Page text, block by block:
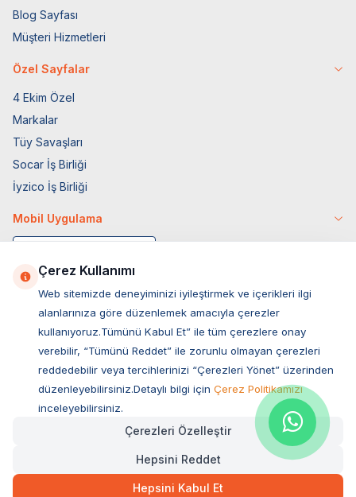
829,00TL Hızlı Teslimat
Blog Sayfası
Müşteri Hizmetleri
Özel Sayfalar
4 Ekim Özel
Markalar
Tüy Savaşları
Socar İş Birliği
İyzico İş Birliği
Mobil Uygulama
Müşteri Hizmetleri
Sıkça Sorulan Sorular
Ovacık Mah. Hacıoğlu Sok. No:13 Başiskele / KOCAELİ
Çerez Kullanımı
Web sitemizde deneyiminizi iyileştirmek ve içerikleri ilgi
alanlarınıza göre düzenlemek amacıyla çerezler
kullanıyoruz.Tümünü Kabul Et” ile tüm çerezlere onay
verebilir, “Tümünü Reddet” ile zorunlu olmayan çerezleri
reddedebilir veya tercihlerinizi “Çerezleri Yönet” üzerinden
düzenleyebilirsiniz.Detaylı bilgi için Çerez Politikamızı
inceleyebilirsiniz.
Çerezleri Özelleştir
Hepsini Reddet
Hepsini Kabul Et